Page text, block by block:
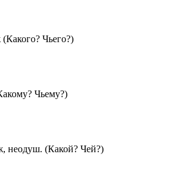
Чьего?)
Чьему?)
неодуш. (Какой? Чей?)